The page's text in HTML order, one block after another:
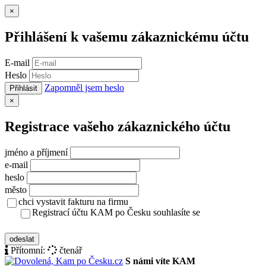
×
Přihlášení k vašemu zákaznickému účtu
E-mail
Heslo
Přihlásit Zapomněl jsem heslo
×
Registrace vašeho zákaznického účtu
jméno a příjmení
e-mail
heslo
město
chci vystavit fakturu na firmu
Registrací účtu KAM po Česku souhlasíte se
odeslat
Přítomní:
čtenář
S námi víte KAM